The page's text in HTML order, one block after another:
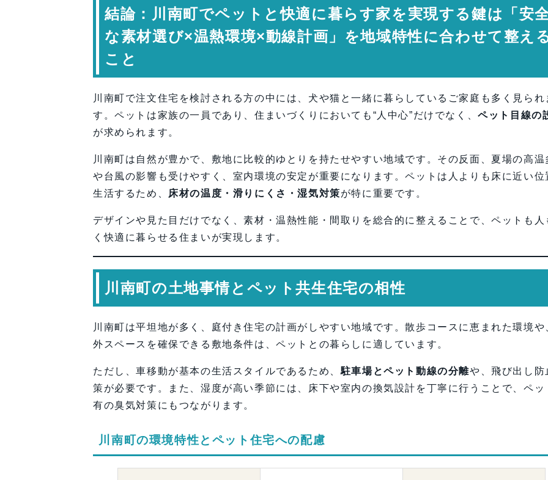
専門家コメント
まとめ：川南町でペットと心地よく暮らすために
FAQ（よくある質問）
結論：川南町でペットと快適に暮らす家を実現する鍵は「安
な素材選び×温熱環境×動線計画」を地域特性に合わせて整え
こと
川南町で注文住宅を検討される方の中には、犬や猫と一緒に暮らしているご家庭も多く見られ
す。ペットは家族の一員であり、住まいづくりにおいても“人中心”だけでなく、ペット目線の
が求められます。
川南町は自然が豊かで、敷地に比較的ゆとりを持たせやすい地域です。その反面、夏場の高温
や台風の影響も受けやすく、室内環境の安定が重要になります。ペットは人よりも床に近い位
生活するため、
床材の温度・滑りにくさ・湿気対策が特に重要です。
デザインや見た目だけでなく、素材・温熱性能・間取りを総合的に整えることで、ペットも人
く快適に暮らせる住まいが実現します。
川南町の土地事情とペット共生住宅の相性
川南町は平坦地が多く、庭付き住宅の計画がしやすい地域です。散歩コースに恵まれた環境や
外スペースを確保できる敷地条件は、ペットとの暮らしに適しています。
ただし、車移動が基本の生活スタイルであるため、 駐車場とペット動線の分離や、飛び出し防
策が必要です。また、湿度が高い季節には、床下や室内の換気設計を丁寧に行うことで、ペッ
有の臭気対策にもつながります。
川南町の環境特性とペット住宅への配慮